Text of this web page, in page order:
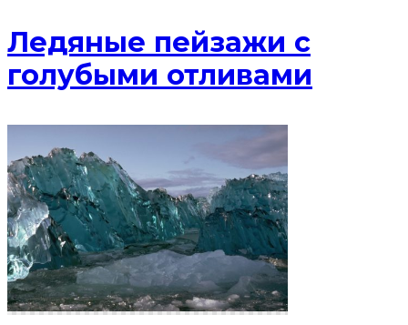
Ледяные пейзажи с
голубыми отливами